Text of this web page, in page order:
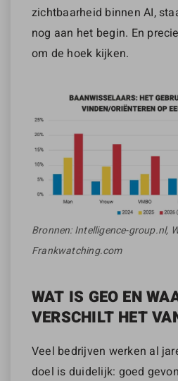
zichtbaarheid binnen AI,
nog aan het begin. En
om de hoek kijken.
Bronnen: Intelligence-group.nl,
Frankwatching.com
WAT IS GEO EN
VERSCHILT HET
Veel bedrijven werken al
doel is duidelijk: goed